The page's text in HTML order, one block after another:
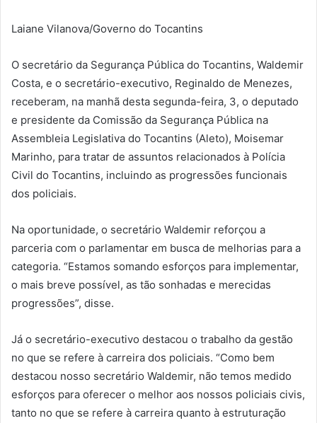
Laiane Vilanova/Governo do Tocantins
O secretário da Segurança Pública do Tocantins, Waldemir
Costa, e o secretário-executivo, Reginaldo de Menezes,
receberam, na manhã desta segunda-feira, 3, o deputado
e presidente da Comissão da Segurança Pública na
Assembleia Legislativa do Tocantins (Aleto), Moisemar
Marinho, para tratar de assuntos relacionados à Polícia
Civil do Tocantins, incluindo as progressões funcionais
dos policiais.
Na oportunidade, o secretário Waldemir reforçou a
parceria com o parlamentar em busca de melhorias para a
categoria. “Estamos somando esforços para implementar,
o mais breve possível, as tão sonhadas e merecidas
progressões”, disse.
Já o secretário-executivo destacou o trabalho da gestão
no que se refere à carreira dos policiais. “Como bem
destacou nosso secretário Waldemir, não temos medido
esforços para oferecer o melhor aos nossos policiais civis,
tanto no que se refere à carreira quanto à estruturação